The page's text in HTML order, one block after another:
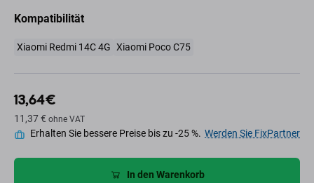
Kompatibilität
Xiaomi Redmi 14C 4G Xiaomi Poco C75
13,64 €
11,37 € ohne VAT
Erhalten Sie bessere Preise bis zu -25 %. Werden Sie FixPartner
In den Warenkorb